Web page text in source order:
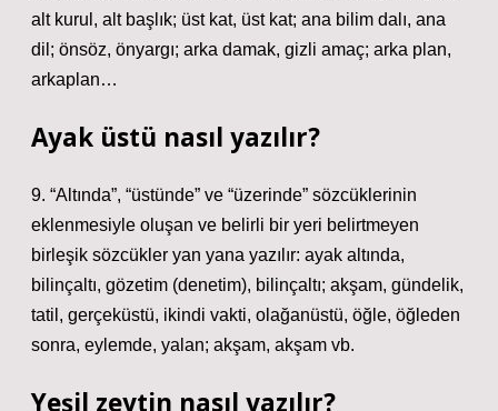
alt kurul, alt başlık; üst kat, üst kat; ana bilim dalı, ana
dil; önsöz, önyargı; arka damak, gizli amaç; arka plan,
arkaplan…
Ayak üstü nasıl yazılır?
9. “Altında”, “üstünde” ve “üzerinde” sözcüklerinin
eklenmesiyle oluşan ve belirli bir yeri belirtmeyen
birleşik sözcükler yan yana yazılır: ayak altında,
bilinçaltı, gözetim (denetim), bilinçaltı; akşam, gündelik,
tatil, gerçeküstü, ikindi vakti, olağanüstü, öğle, öğleden
sonra, eylemde, yalan; akşam, akşam vb.
Yeşil zeytin nasıl yazılır?